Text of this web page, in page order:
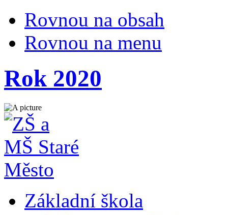
Rovnou na obsah
Rovnou na menu
Rok 2020
Základní škola